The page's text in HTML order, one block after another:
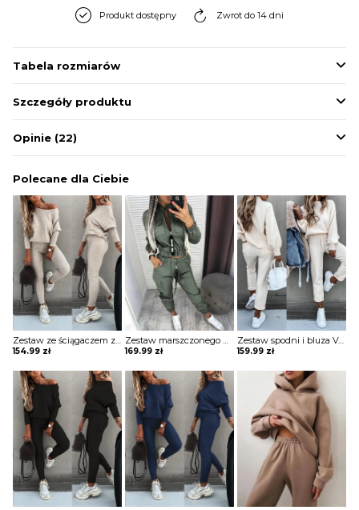
SWETRY
BIELIZNA
Produkt dostępny Zwrot do 14 dni
Tabela rozmiarów
Szczegóły produktu
Opinie (22)
Polecane dla Ciebie
Zestaw ze ściągaczem z długim rękawem i wysokim stanem komplet Merel
154.99 zł
Zestaw marszczonego płaszcza i spodni cargo z kieszeniami na zamek błyskawiczny komplet Ezzelina
169.99 zł
Zestaw spodni i bluza Velga
159.99 zł